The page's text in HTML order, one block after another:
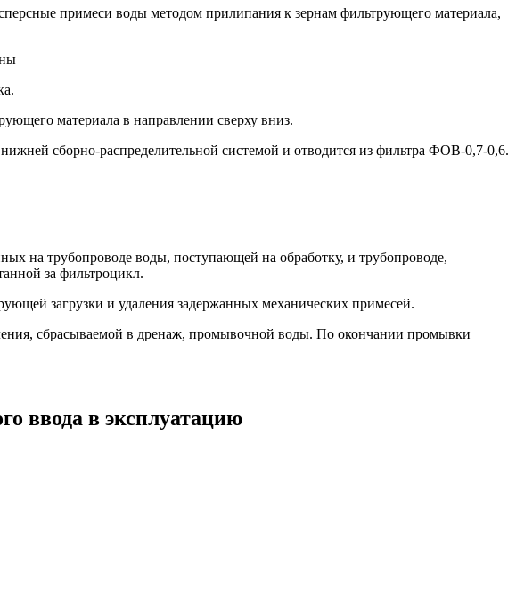
примеси воды методом прилипания к зернам фильтрующего материала,
материала в направлении сверху вниз.
сборно-распределительной системой и отводится из фильтра ФОВ-0,7-0,6.
на трубопроводе воды, поступающей на обработку, и трубопроводе,
за фильтроцикл.
загрузки и удаления задержанных механических примесей.
сбрасываемой в дренаж, промывочной воды. По окончании промывки
ввода в эксплуатацию